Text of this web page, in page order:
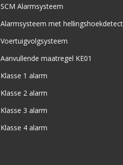
SCM Alarmsysteem
Alarmsysteem met
Voertuigvolgsysteem
Aanvullende maatregel KE01
Klasse 1 alarm
Klasse 2 alarm
Klasse 3 alarm
Klasse 4 alarm